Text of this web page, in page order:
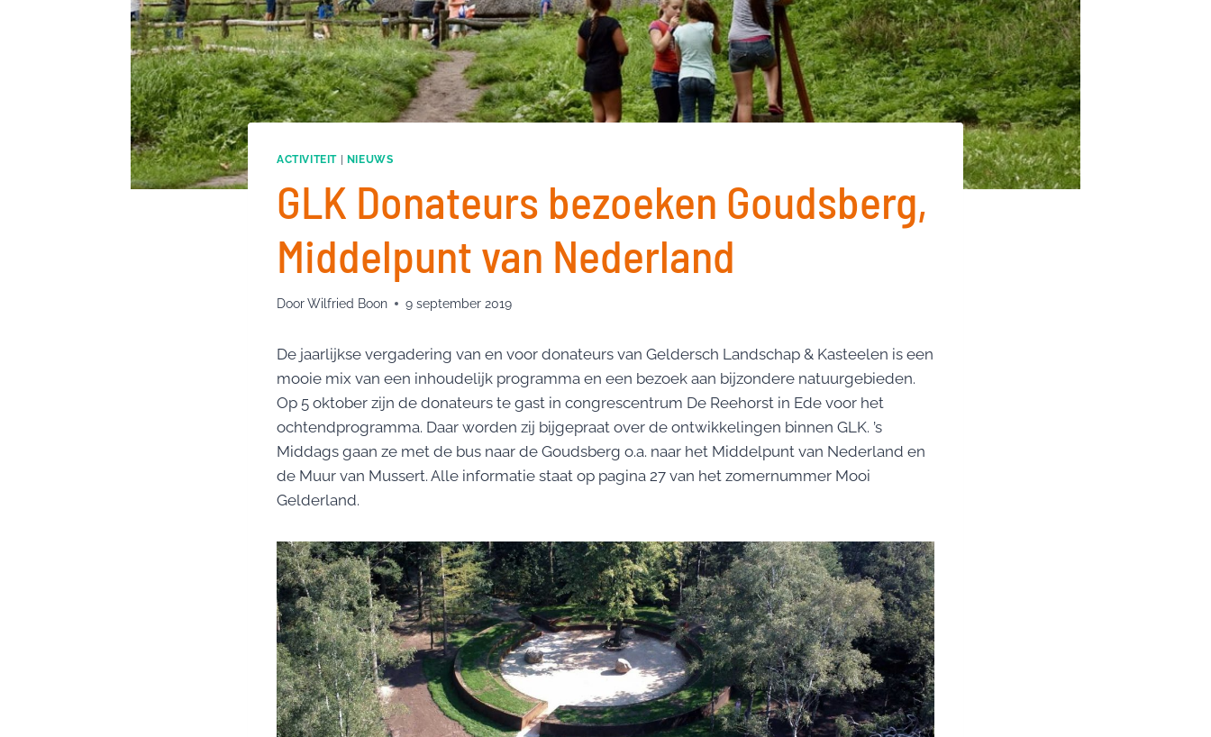
ACTIVITEIT| NIEUWS
GLK Donateurs bezoeken Goudsberg,
Middelpunt van Nederland
DoorWilfried Boon 9 september 2019
De jaarlijkse vergadering van en voor donateurs van Geldersch Landschap & Kasteelen is een
mooie mix van een inhoudelijk programma en een bezoek aan bijzondere natuurgebieden.
Op 5 oktober zijn de donateurs te gast in congrescentrum De Reehorst in Ede voor het
ochtendprogramma. Daar worden zij bijgepraat over de ontwikkelingen binnen GLK. ’s
Middags gaan ze met de bus naar de Goudsberg o.a. naar het Middelpunt van Nederland en
de Muur van Mussert. Alle informatie staat op pagina 27 van het zomernummer Mooi
Gelderland.